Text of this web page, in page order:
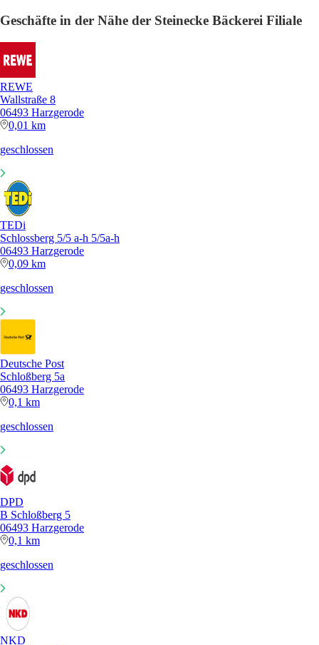
Geschäfte in der Nähe der Steinecke Bäckerei Filiale
REWE
Wallstraße 8
06493 Harzgerode
0,01 km
geschlossen
TEDi
Schlossberg 5/5 a-h 5/5a-h
06493 Harzgerode
0,09 km
geschlossen
Deutsche Post
Schloßberg 5a
06493 Harzgerode
0,1 km
geschlossen
DPD
B Schloßberg 5
06493 Harzgerode
0,1 km
geschlossen
NKD